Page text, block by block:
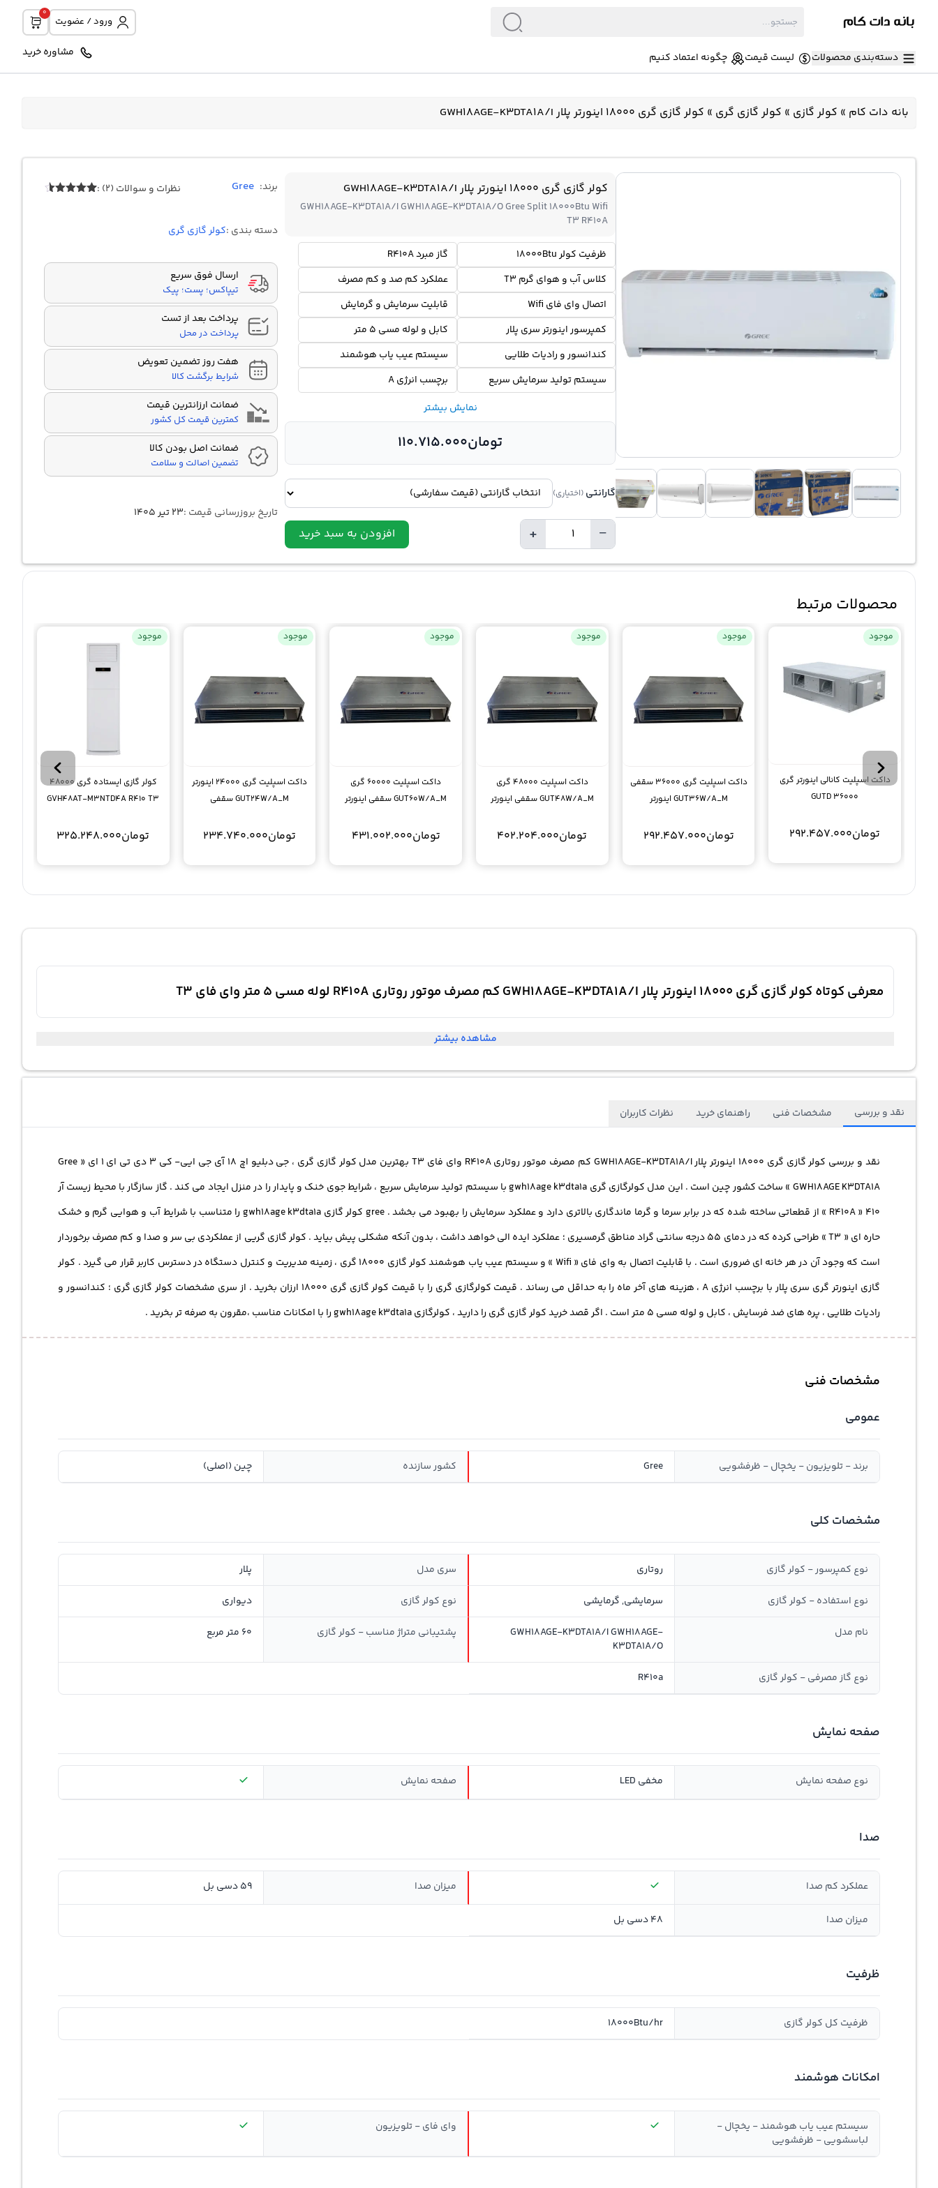
ورود / عضویت
0
دسته‌بندی محصولات لیست قیمت چگونه اعتماد کنیم مشاوره خرید
بانه دات کام » کولر گازی » کولر گازی گری » کولر گازی گری 18000 اینورتر پلار GWH18AGE-K3DTA1A/I
کولر گازی گری 18000 اینورتر پلار GWH18AGE-K3DTA1A/I
GWH18AGE-K3DTA1A/I GWH18AGE-K3DTA1A/O Gree Split 18000Btu Wifi
T3 R410A
ظرفیت کولر 18000Btu
گاز مبرد R410A
کلاس آب و هوای گرم T3
عملکرد کم صد و کم مصرف
اتصال وای فای Wifi
قابلیت سرمایش و گرمایش
کمپرسور اینورتر سری پلار
کابل و لوله مسی 5 متر
کندانسور و رادیات طلایی
سیستم عیب یاب هوشمند
سیستم تولید سرمایش سریع
برچسب انرژی A
نمایش بیشتر
تومان110.715.000
گارانتی (اختیاری)
−
Quantity
+ افزودن به سبد خرید
برند: Gree نظرات و سوالات (2) :
دسته بندی :کولر گازی گری
ارسال فوق سریع
تیپاکس؛ پست؛ پیک
پرداخت بعد از تست
پرداخت در محل
هفت روز تضمین تعویض
شرایط برگشت کالا
ضمانت ارزانترین قیمت
کمترین قیمت کل کشور
ضمانت اصل بودن کالا
تضمین اصالت و سلامت
تاریخ بروزرسانی قیمت :۲۳ تیر ۱۴۰۵
محصولات مرتبط
موجود
داکت اسپلیت کانالی اینورتر گری
GUTD 36000
تومان292.457.000
موجود
داکت اسپلیت گری 36000 سقفی
GUT36W/A_M اینورتر
تومان292.457.000
موجود
داکت اسپلیت 48000 گری
GUT48W/A_M سقفی اینورتر
تومان402.204.000
موجود
داکت اسپلیت 60000 گری
GUT60W/A_M سقفی اینورتر
تومان431.002.000
موجود
داکت اسپلیت گری 24000 اینورتر
GUT24W/A_M سقفی
تومان234.740.000
موجود
کولر گازی ایستاده گری 48000
GVH48AT-M3NTD4A R410 T3
تومان325.248.000
معرفی کوتاه کولر گازی گری 18000 اینورتر پلار GWH18AGE-K3DTA1A/I کم مصرف موتور روتاری R410A لوله مسی 5 متر وای فای T3
مشاهده بیشتر
نقد و بررسی مشخصات فنی راهنمای خرید نظرات کاربران
نقد و بررسی کولر گازی گری بهترین مدل کولر گازی گری
، جی دبلیو اچ 18 آی جی ایی- کی 3 دی تی ای 1 ای « Gree
GWH18AGE K3DTA1A » ساخت کشور چین است . این مدل کولرگازی گری gwh18age k3dta1a با سیستم تولید سرمایش سریع ، شرایط جوی خنک و پایدار را در منزل ایجاد می کند . گاز سازگار با محیط زیست آر
410 « R410A » از قطعاتی ساخته شده که در برابر سرما و گرما ماندگاری بالاتری دارد و عملکرد سرمایش را بهبود می بخشد . gree کولر گازی gwh18age k3dta1a را متناسب با شرایط آب و هوایی گرم و خشک
حاره ای « T3 » طراحی کرده که در دمای 55 درجه سانتی گراد مناطق گرمسیری ؛ عملکرد ایده الی خواهد داشت ، بدون آنکه مشکلی پیش بیاید . کولر گازی گریی از عملکردی بی سر و صدا و کم مصرف برخوردار
است که وجود آن در هر خانه ای ضروری است . با قابلیت اتصال به وای فای « Wifi » و سیستم عیب یاب هوشمند
کولر گازی 18000 گری ، زمینه مدیریت و کنترل دستگاه در دسترس کاربر قرار می گیرد . کولر
گازی اینورتر گری
سری پلار با برچسب انرژی A ، هزینه های آخر ماه را به حداقل می رساند . قیمت کولرگازی گری را با قیمت کولر گازی گری 18000 ارزان بخرید . از سری مشخصات کولر گازی گری ؛ کندانسور و
رادیات طلایی ، پره های ضد فرسایش ، کابل و لوله مسی
مشخصات فنی
عمومی
برند - تلویزیون - یخچال - ظرفشویی Gree کشور سازنده چین (اصلی)
مشخصات کلی
نوع کمپرسور - کولر گازی روتاری سری مدل پلار
نوع استفاده - کولر گازی سرمایشی, گرمایشی نوع کولر گازی دیواری
نام مدل
GWH18AGE-K3DTA1A/I GWH18AGE-
K3DTA1A/O
پشتیبانی متراژ مناسب - کولر گازی 60 متر مربع
نوع گاز مصرفی - کولر گازی R410a
صفحه نمایش
نوع صفحه نمایش مخفی LED صفحه نمایش
صدا
عملکرد کم صدا میزان صدا 59 دسی بل
میزان صدا 48 دسی بل
ظرفیت
ظرفیت کل کولر گازی 18000Btu/hr
امکانات هوشمند
سیستم عیب یاب هوشمند - یخچال -
لباسشویی - ظرفشویی
وای فای - تلویزیون